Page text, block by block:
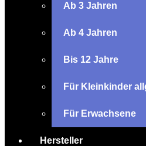
Ab 3 Jahren
Ab 4 Jahren
Bis 12 Jahre
Für Kleinkinder
Für Erwachsene
Hersteller